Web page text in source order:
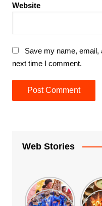
Website
Save my name, email,
next time I comment.
Web Stories